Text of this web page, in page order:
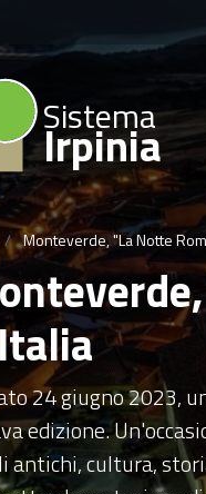
Sistema
Irpinia
Monteverde, "La Notte
24 giugno 2023,
edizione.
antichi, cultura,